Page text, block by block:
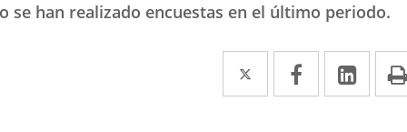
se han realizado encuestas en el último periodo.
Twitter
Enlace
a
Facebook
Enlace
a
a